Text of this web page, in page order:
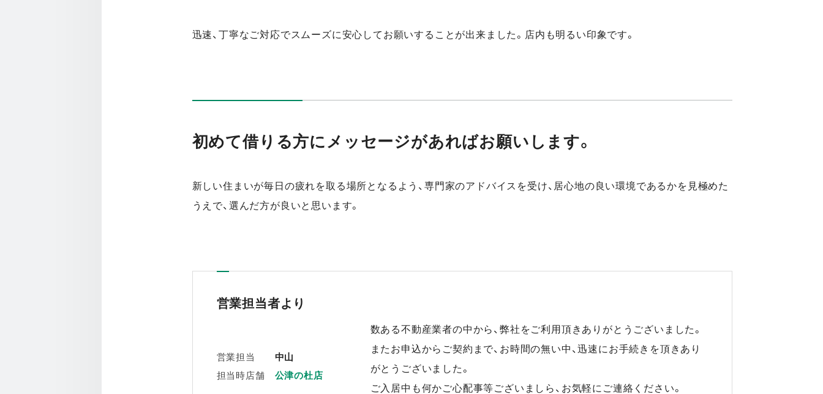
迅速、丁寧なご対応でスムーズに安心してお願いすることが出来ました。店内も明るい印象です。
初めて借りる方にメッセージがあればお願いします。
新しい住まいが毎日の疲れを取る場所となるよう、専門家のアドバイスを受け、居心地の良い環境であるかを見極めた
うえで、選んだ方が良いと思います。
営業担当者より
営業担当
中山
担当時店舗
公津の杜店
数ある不動産業者の中から、弊社をご利用頂きありがとうございました。
またお申込からご契約まで、お時間の無い中、迅速にお手続きを頂きあり
がとうございました。
ご入居中も何かご心配事等ございましら、お気軽にご連絡ください。